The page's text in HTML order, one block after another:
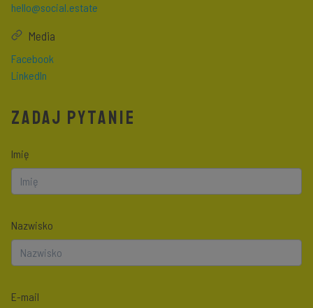
ZADAJ PYTANIE
Imię
Nazwisko
E-mail
hello@social.estate
Media
Facebook
LinkedIn